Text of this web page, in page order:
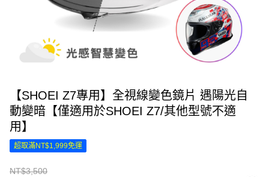
【SHOEI Z7專用】全視線變色鏡片 遇陽光自
動變暗【僅適用於SHOEI Z7/其他型號不適
用】
超取滿NT$1,999免運
NT$3,500